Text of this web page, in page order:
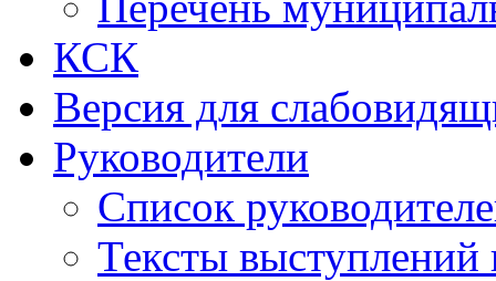
КСК
Версия для
Руководители
Список
Тексты выступлений